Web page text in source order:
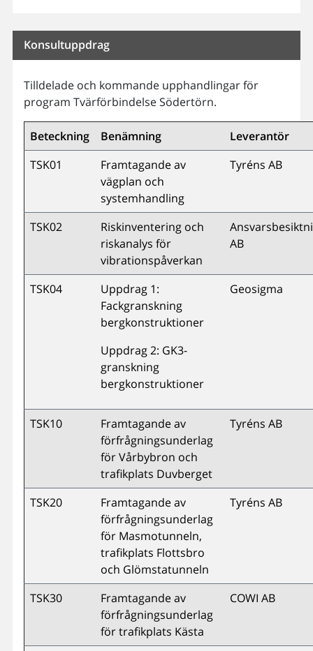
Konsultuppdrag
Tilldelade och kommande upphandlingar för
program Tvärförbindelse Södertörn.
Beteckning Benämning
Leverantör
TSK01
Framtagande av
vägplan och
systemhandling
Tyréns AB
TSK02
Riskinventering och
riskanalys för
vibrationspåverkan
AB
TSK04
Uppdrag 1:
Fackgranskning
bergkonstruktioner
Uppdrag 2: GK3-
granskning
bergkonstruktioner
Geosigma
TSK10
Framtagande av
förfrågningsunderlag
för Vårbybron och
trafikplats Duvberget
Tyréns AB
TSK20
Framtagande av
förfrågningsunderlag
för Masmotunneln,
trafikplats Flottsbro
och Glömstatunneln
Tyréns AB
TSK30
Framtagande av
förfrågningsunderlag
för trafikplats Kästa
COWI AB